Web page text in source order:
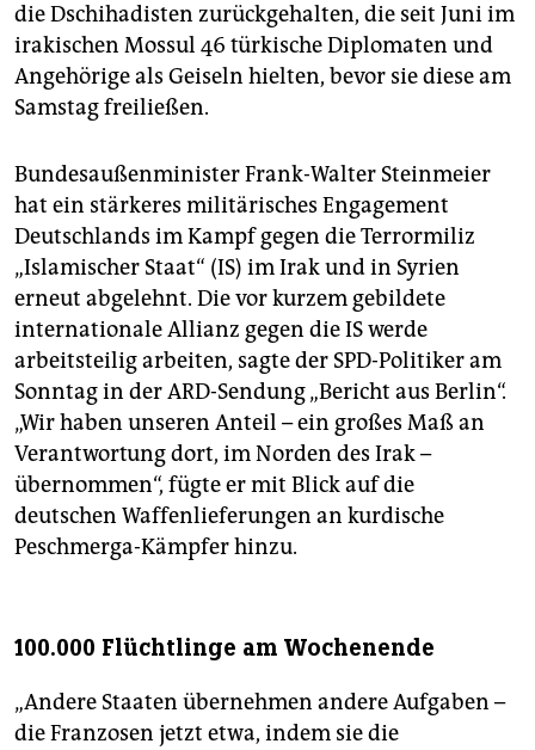
die Dschihadisten zurückgehalten, die seit Juni im
irakischen Mossul 46 türkische Diplomaten und
Angehörige als Geiseln hielten, bevor sie diese am
Samstag freiließen.
Bundesaußenminister Frank-Walter Steinmeier
hat ein stärkeres militärisches Engagement
Deutschlands im Kampf gegen die Terrormiliz
„Islamischer Staat“ (IS) im Irak und in Syrien
erneut abgelehnt. Die vor kurzem gebildete
internationale Allianz gegen die IS werde
arbeitsteilig arbeiten, sagte der SPD-Politiker am
Sonntag in der ARD-Sendung „Bericht aus Berlin“.
„Wir haben unseren Anteil – ein großes Maß an
Verantwortung dort, im Norden des Irak –
übernommen“, fügte er mit Blick auf die
deutschen Waffenlieferungen an kurdische
Peschmerga-Kämpfer hinzu.
100.000 Flüchtlinge am Wochenende
„Andere Staaten übernehmen andere Aufgaben –
die Franzosen jetzt etwa, indem sie die